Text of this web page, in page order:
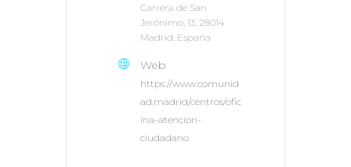
Carrera de San
Jerónimo, 13; 28014
Madrid, España
Web
https://www.comunid
ad.madrid/centros/ofic
ina-atencion-
ciudadano